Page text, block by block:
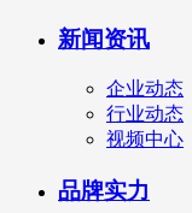
新闻资讯
企业动态
行业动态
视频中心
品牌实力